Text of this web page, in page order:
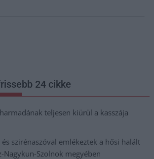
24 cikke
teljesen kiürül a kasszája
szirénaszóval emlékeztek a hősi halált
Nagykun-Szolnok megyében